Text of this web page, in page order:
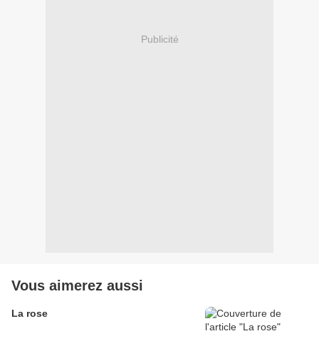
Publicité
Vous aimerez aussi
La rose